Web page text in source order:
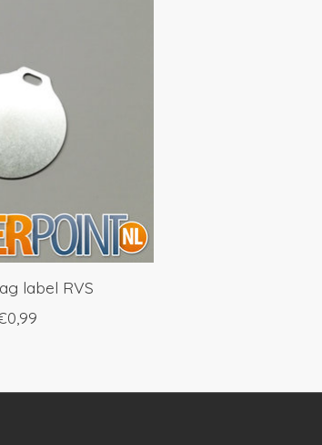
label RVS